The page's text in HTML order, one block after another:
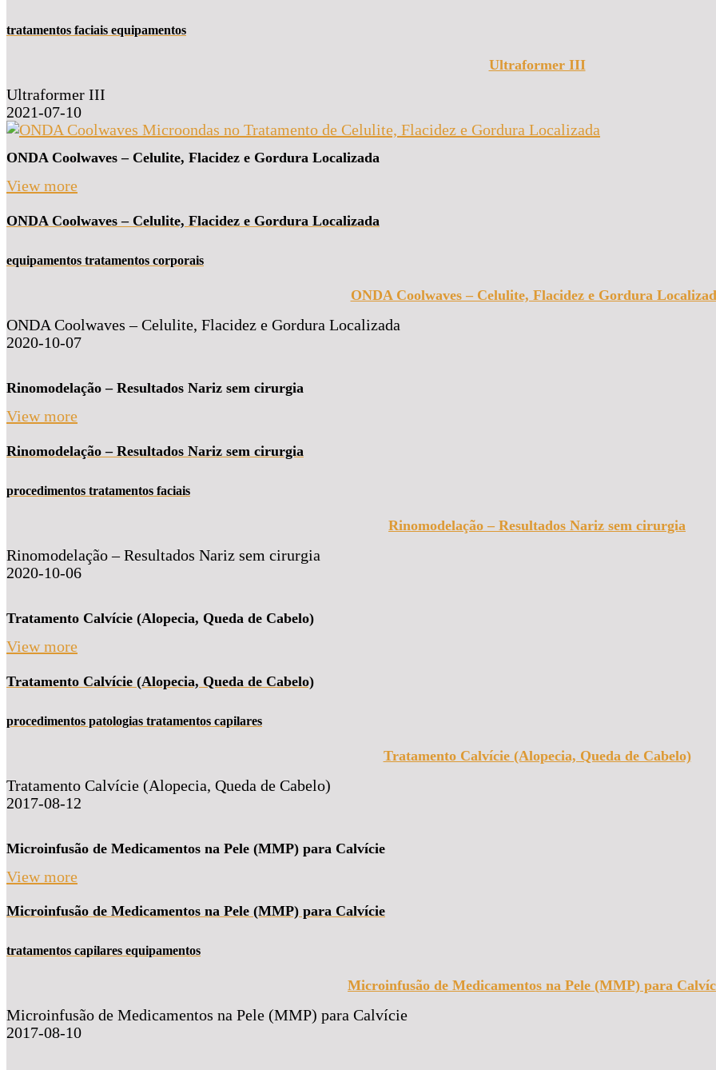
tratamentos faciais equipamentos
Ultraformer III
Ultraformer III
2021-07-10
ONDA Coolwaves – Celulite, Flacidez e Gordura Localizada
View more
ONDA Coolwaves – Celulite, Flacidez e Gordura Localizada
equipamentos tratamentos corporais
ONDA Coolwaves – Celulite, Flacidez e Gordura
ONDA Coolwaves – Celulite, Flacidez e Gordura Localizada
2020-10-07
Rinomodelação – Resultados Nariz sem cirurgia
View more
Rinomodelação – Resultados Nariz sem cirurgia
procedimentos tratamentos faciais
Rinomodelação – Resultados Nariz sem cirurgia
Rinomodelação – Resultados Nariz sem cirurgia
2020-10-06
Tratamento Calvície (Alopecia, Queda de Cabelo)
View more
Tratamento Calvície (Alopecia, Queda de Cabelo)
procedimentos patologias tratamentos capilares
Tratamento Calvície (Alopecia, Queda de Cabelo)
Tratamento Calvície (Alopecia, Queda de Cabelo)
2017-08-12
Microinfusão de Medicamentos na Pele (MMP) para Calvície
View more
Microinfusão de Medicamentos na Pele (MMP) para Calvície
tratamentos capilares equipamentos
Microinfusão de Medicamentos na Pele (MMP) para
Microinfusão de Medicamentos na Pele (MMP) para Calvície
2017-08-10